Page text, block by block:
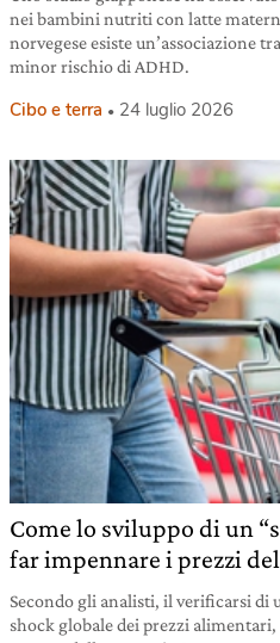
nei bambini nutriti con latte
norvegese esiste un’associazione
minor rischio di ADHD.
Cibo e terra 24 luglio 2026
Come lo sviluppo di un
far impennare i prezzi
Secondo gli analisti, il verificarsi di
shock globale dei prezzi